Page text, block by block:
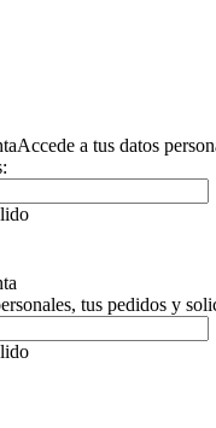
Accede a tus datos
tus pedidos y